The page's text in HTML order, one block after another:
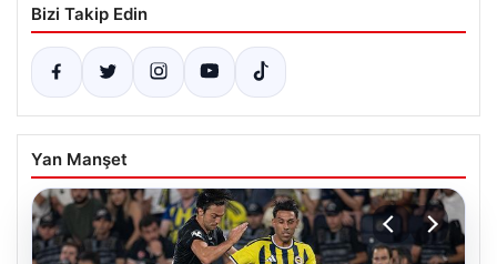
Bizi Takip Edin
Yan Manşet